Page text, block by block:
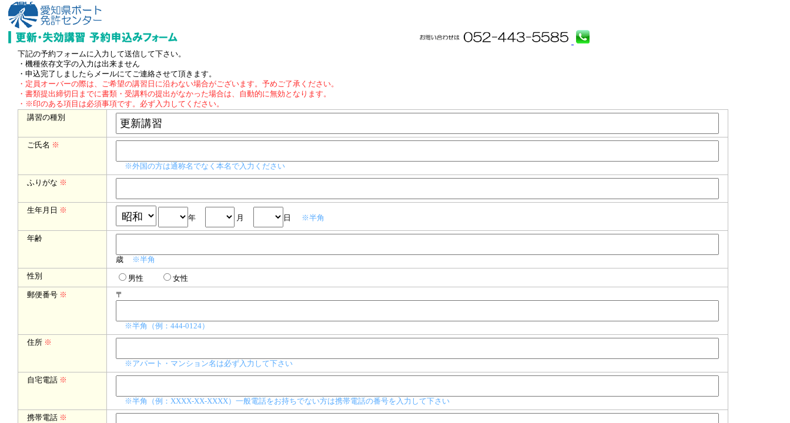
下記の予約フォームに入力して送信して下さい。
・機種依存文字の入力は出来ません
・申込完了しましたらメールにてご連絡させて頂きます。
・定員オーバーの際は、ご希望の講習日に沿わない場合がございます。予めご了承ください。
・書類提出締切日までに書類・受講料の提出がなかった場合は、自動的に無効となります。
・※印のある項目は必須事項です。必ず入力してください。
講習の種別
ご氏名 ※
※外国の方は通称名でなく本名で入力ください
ふりがな ※
生年月日 ※
年
月 日 ※半角
年齢
歳 ※半角
性別 男性
女性
郵便番号 ※ 〒
※半角（例：444-0124）
住所 ※
※アパート・マンション名は必ず入力して下さい
自宅電話 ※
※半角（例：XXXX-XX-XXXX）一般電話をお持ちでない方は携帯電話の番号を入力して下さい
携帯電話 ※